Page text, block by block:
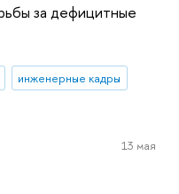
за дефицитные
инженерные кадры
13 мая